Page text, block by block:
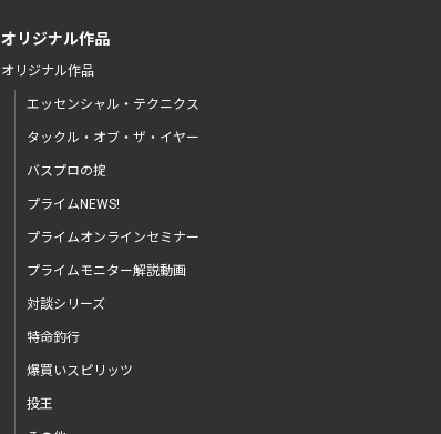
オリジナル作品
オリジナル作品
エッセンシャル・テクニクス
タックル・オブ・ザ・イヤー
バスプロの掟
プライムNEWS!
プライムオンラインセミナー
プライムモニター解説動画
対談シリーズ
特命釣行
爆買いスピリッツ
投王